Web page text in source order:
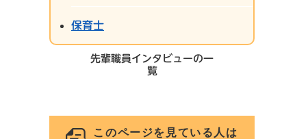
保育士
先輩職員インタビューの一
覧
このページを見ている人は